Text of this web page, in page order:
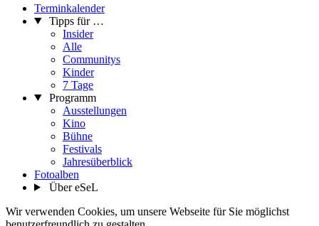
Terminkalender
Tipps für …
Insider
Alle
Communitys
Kinder
7 Tage
Programm
Ausstellungen
Kino
Bühne
Festivals
Jahresüberblick
Fotoalben
Über eSeL
Wir verwenden Cookies, um unsere Webseite für Sie möglichst